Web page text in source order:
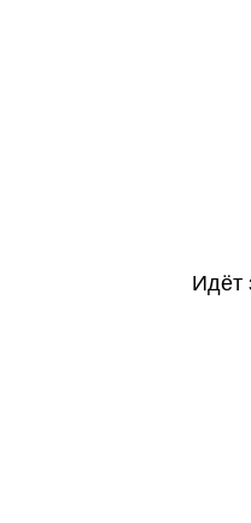
Идёт